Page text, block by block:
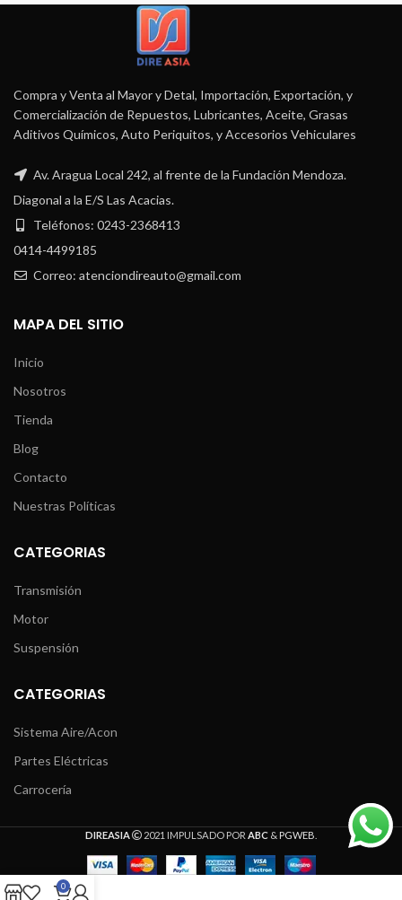
Compra y Venta al Mayor y Detal, Importación, Exportación, y
Comercialización de Repuestos, Lubricantes, Aceite, Grasas
Aditivos Químicos, Auto Periquitos, y Accesorios Vehiculares
Av. Aragua Local 242, al frente de la Fundación Mendoza.
Diagonal a la E/S Las Acacias.
Teléfonos: 0243-2368413
0414-4499185
Correo: atenciondireauto@gmail.com
MAPA DEL SITIO
Inicio
Nosotros
Tienda
Blog
Contacto
Nuestras Políticas
CATEGORIAS
Transmisión
Motor
Suspensión
CATEGORIAS
Sistema Aire/Acon
Partes Eléctricas
Carrocería
DIREASIA 2021 IMPULSADO POR ABC &PGWEB
0